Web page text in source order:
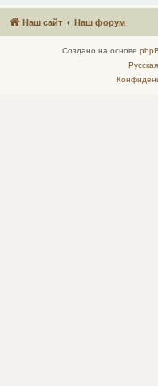
Наш сайт Наш форум
Создано на основе